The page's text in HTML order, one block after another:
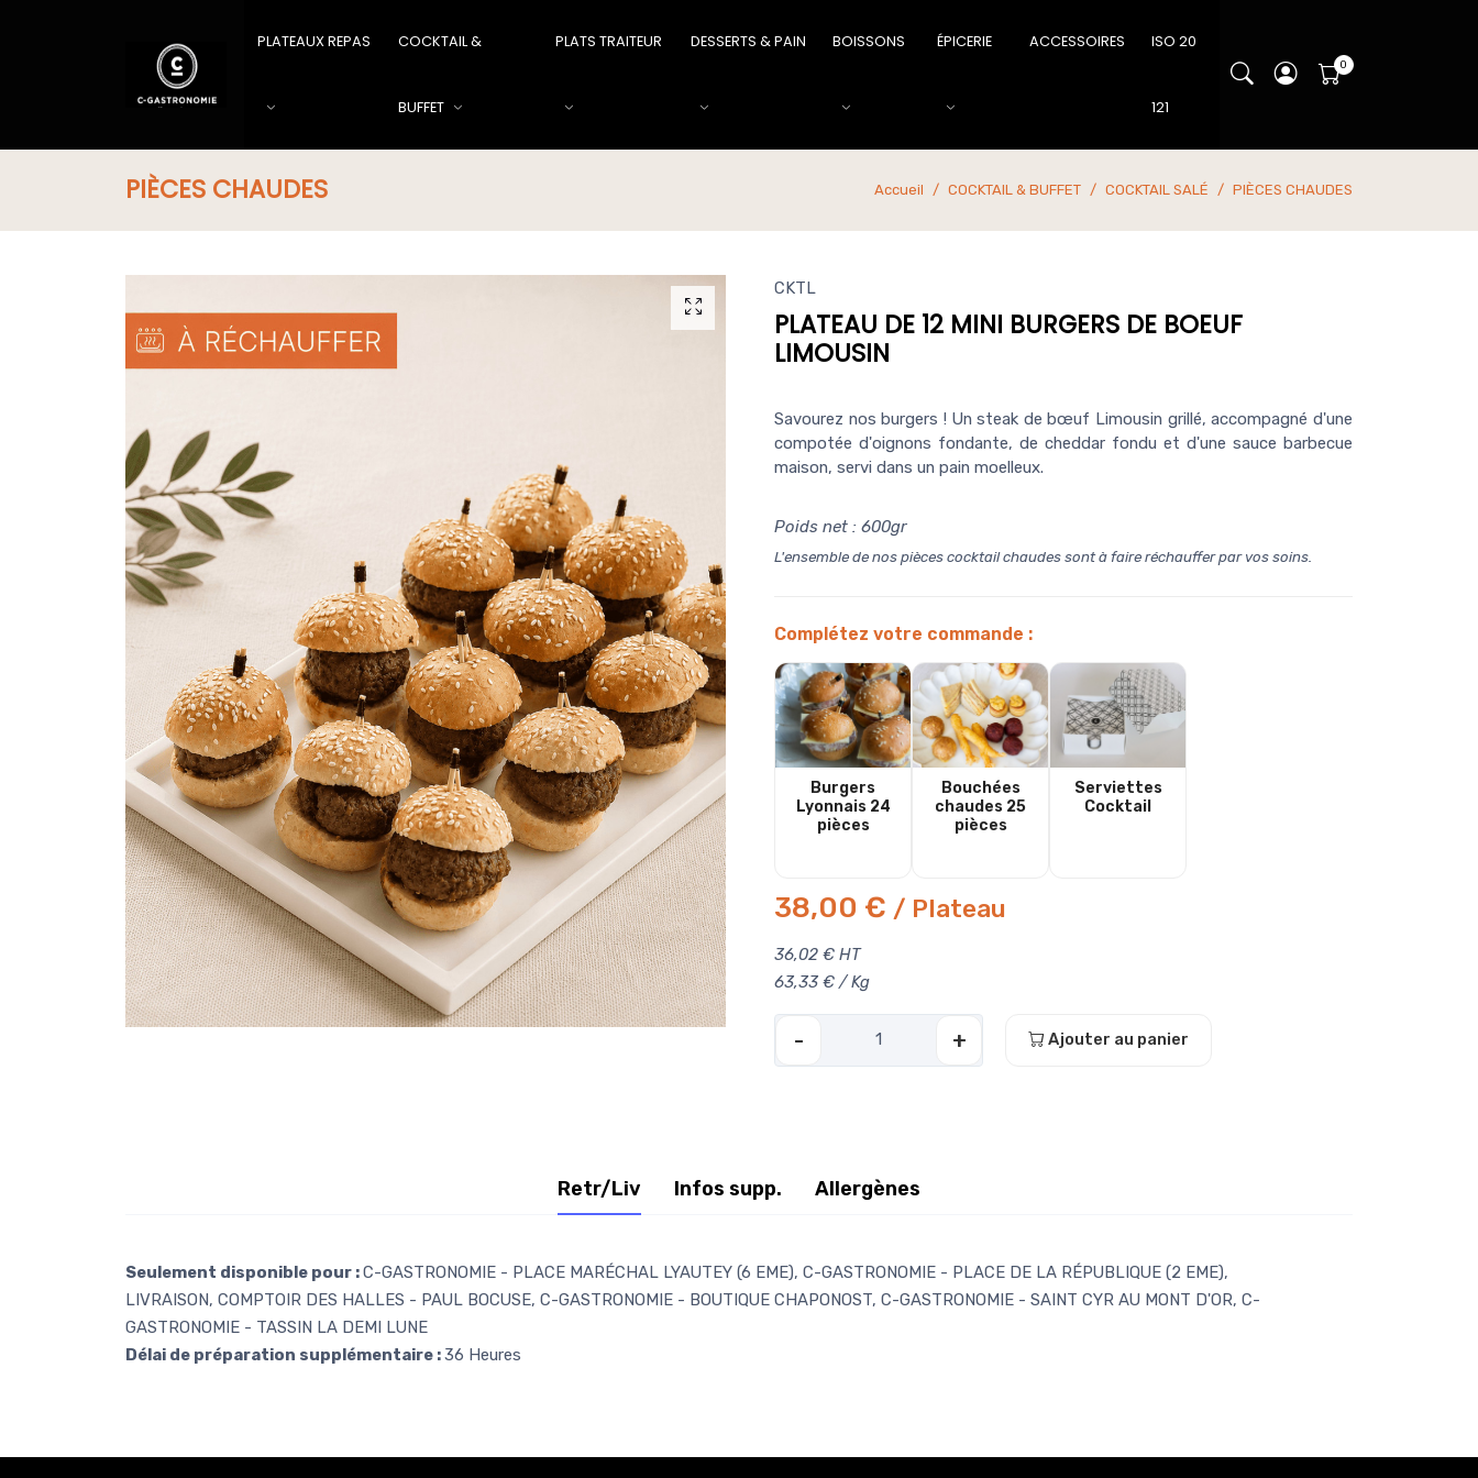
PLATEAUX REPAS COCKTAIL &
BUFFET
PLATS TRAITEUR DESSERTS & PAIN BOISSONS ÉPICERIE ACCESSOIRES ISO 20
121
PIÈCES CHAUDES Accueil COCKTAIL & BUFFET COCKTAIL SALÉ PIÈCES CHAUDES
CKTL
PLATEAU DE 12 MINI BURGERS DE BOEUF
LIMOUSIN
Savourez nos burgers ! Un steak de bœuf Limousin grillé, accompagné d'une
compotée d'oignons fondante, de cheddar fondu et d'une sauce barbecue
maison, servi dans un pain moelleux.
Poids net : 600gr
L'ensemble de nos pièces cocktail chaudes sont à faire réchauffer par vos soins.
Complétez votre commande :
Burgers
Lyonnais 24
pièces
Bouchées
chaudes 25
pièces
Serviettes
Cocktail
38,00 € / Plateau
36,02 € HT
63,33 € / Kg
- + Ajouter au panier
Retr/Liv Infos supp. Allergènes
Seulement disponible pour :C-GASTRONOMIE - PLACE MARÉCHAL LYAUTEY (6 EME), C-GASTRONOMIE - PLACE DE LA RÉPUBLIQUE (2 EME),
LIVRAISON, COMPTOIR DES HALLES - PAUL BOCUSE, C-GASTRONOMIE - BOUTIQUE CHAPONOST, C-GASTRONOMIE - SAINT CYR AU MONT D'OR, C-
GASTRONOMIE - TASSIN LA DEMI LUNE
Délai de préparation supplémentaire :36 Heures